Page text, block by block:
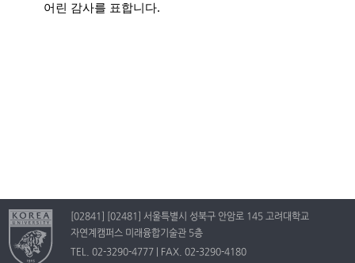
어린 감사를 표합니다.
[02841] [02481] 서울특별시 성북구 안암로 145 고려대학교
자연계캠퍼스 미래융합기술관 5층
TEL. 02-3290-4777 | FAX. 02-3290-4180